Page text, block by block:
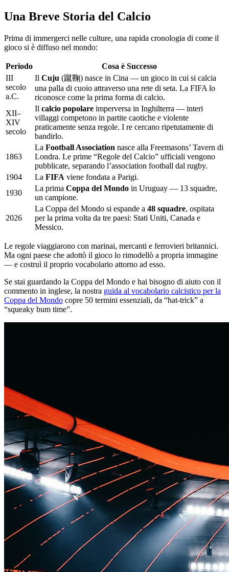
Una Breve Storia del Calcio
Prima di immergerci nelle culture, una rapida cronologia di come il
gioco si è diffuso nel mondo:
Periodo
Cosa è Successo
III
secolo
a.C.
Il Cuju (蹴鞠) nasce in Cina — un gioco in cui si calcia
una palla di cuoio attraverso una rete di seta. La FIFA lo
riconosce come la prima forma di calcio.
XII–
XIV
secolo
Il calcio popolare imperversa in Inghilterra — interi
villaggi competono in partite caotiche e violente
praticamente senza regole. I re cercano ripetutamente di
bandirlo.
1863
La Football Association nasce alla Freemasons’ Tavern di
Londra. Le prime “Regole del Calcio” ufficiali vengono
pubblicate, separando l’association football dal rugby.
1904
La FIFA viene fondata a Parigi.
1930
La prima Coppa del Mondo in Uruguay — 13 squadre,
un campione.
2026
La Coppa del Mondo si espande a 48 squadre, ospitata
per la prima volta da tre paesi: Stati Uniti, Canada e
Messico.
Le regole viaggiarono con marinai, mercanti e ferrovieri britannici.
Ma ogni paese che adottò il gioco lo rimodellò a propria immagine
— e costruì il proprio vocabolario attorno ad esso.
Se stai guardando la Coppa del Mondo e hai bisogno di aiuto con il
commento in inglese, la nostra guida al vocabolario calcistico per la
Coppa del Mondo copre 50 termini essenziali, da “hat-trick” a
“squeaky bum time”.